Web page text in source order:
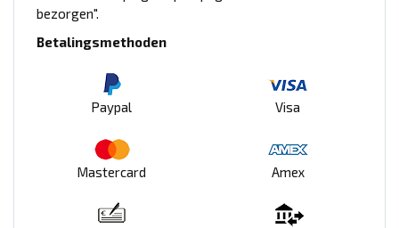
bezorgen".
Betalingsmethoden
Paypal Visa
Mastercard Amex